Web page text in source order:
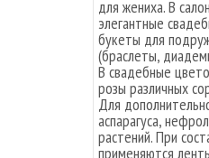
для жениха. В
элегантные
букеты для
(браслеты,
В свадебные
розы различных
Для
аспарагуса,
растений. При
применяются